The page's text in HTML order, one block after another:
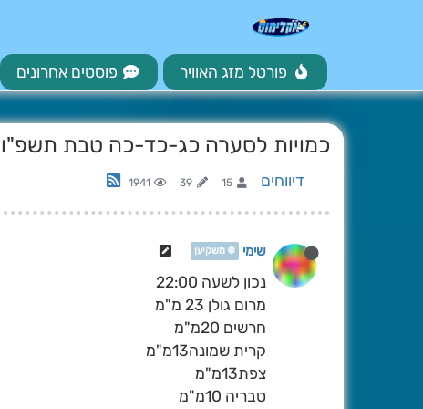
פורטל מזג האוויר פוסטים אחרונים
כמויות לסערה כג-כד-כה טבת תשפ"ו [2026\1\12-13-
דיווחים 15
39
1941
שימי ❄️ משקיען
נכון לשעה 22:00
מרום גולן 23 מ"מ
חרשים 20מ"מ
קרית שמונה13מ"מ
צפת13מ"מ
טבריה 10מ"מ